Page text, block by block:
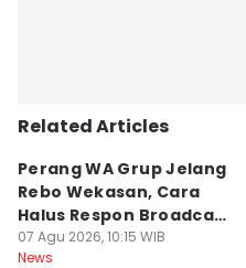
Related Articles
Perang WA Grup Jelang
Rebo Wekasan, Cara
Halus Respon Broadcast
Parno
07 Agu 2026, 10:15 WIB
News